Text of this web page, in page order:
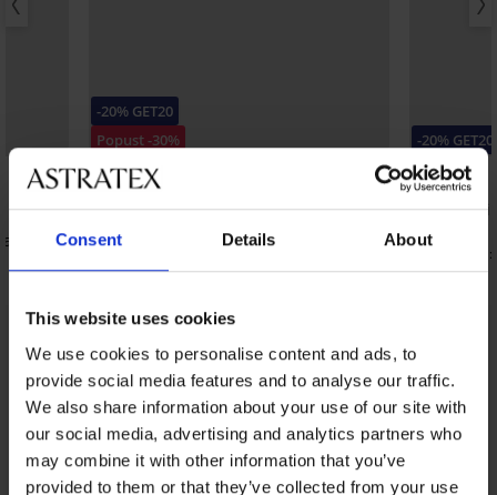
Consent Details About
This website uses cookies
We use cookies to personalise content and ads, to
provide social media features and to analyse our traffic.
We also share information about your use of our site with
our social media, advertising and analytics partners who
may combine it with other information that you’ve
provided to them or that they’ve collected from your use
-20% GET20
Popust -30%
5
Spavaćica Deep Sleep kratka
18,47 €
-20% GET20
Pidžama
26,39 €
kod:
Iz iste kolekcije Prikazati